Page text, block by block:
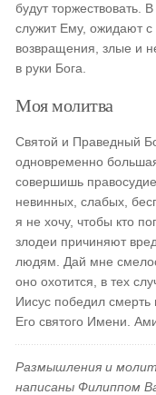
будут торжествовать.
служит Ему, ожидают
возвращения, злые и
в руки Бога.
Моя молитва
Святой и Праведный
одновременно
совершишь
невинных, слабых,
я не хочу, чтобы кто
злодеи причиняют
людям. Дай мне
оно охотится, в тех
Иисус победил смерть
Его святого Имени.
Размышления и
написаны Филиппом